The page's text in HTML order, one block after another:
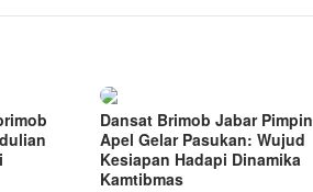
Dansat Brimob Jabar Pimpin
Apel Gelar Pasukan: Wujud
Kesiapan Hadapi Dinamika
Kamtibmas